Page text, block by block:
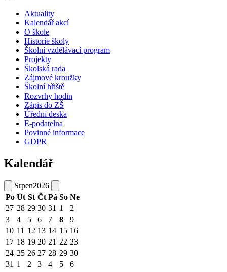
Aktuality
Kalendář akcí
O škole
Historie školy
Školní vzdělávací program
Projekty
Školská rada
Zájmové kroužky
Školní hřiště
Rozvrhy hodin
Zápis do ZŠ
Úřední deska
E-podatelna
Povinné informace
GDPR
Kalendář
Srpen2026
Po Út St Čt Pá So Ne
27 28 29 30 31 1
2
3
4 5 6 7 8
9
10 11 12 13 14 15 16
17 18 19 20 21 22 23
24 25 26 27 28 29 30
31 1 2 3 4 5 6